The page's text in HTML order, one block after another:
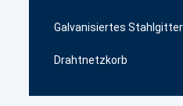
Galvanisiertes Stahlgitter
Drahtnetzkorb